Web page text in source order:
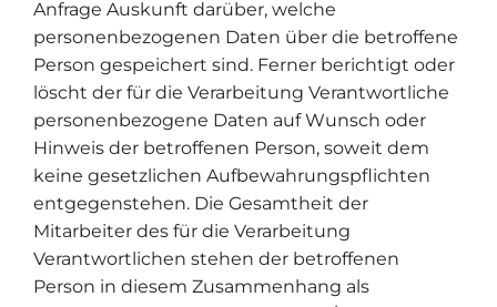
Anfrage Auskunft darüber, welche
personenbezogenen Daten über die betroffene
Person gespeichert sind. Ferner berichtigt oder
löscht der für die Verarbeitung Verantwortliche
personenbezogene Daten auf Wunsch oder
Hinweis der betroffenen Person, soweit dem
keine gesetzlichen Aufbewahrungspflichten
entgegenstehen. Die Gesamtheit der
Mitarbeiter des für die Verarbeitung
Verantwortlichen stehen der betroffenen
Person in diesem Zusammenhang als